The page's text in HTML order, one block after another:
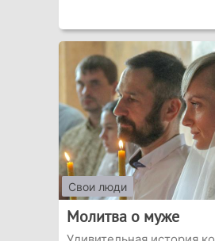
Свои люди
Молитва о муже